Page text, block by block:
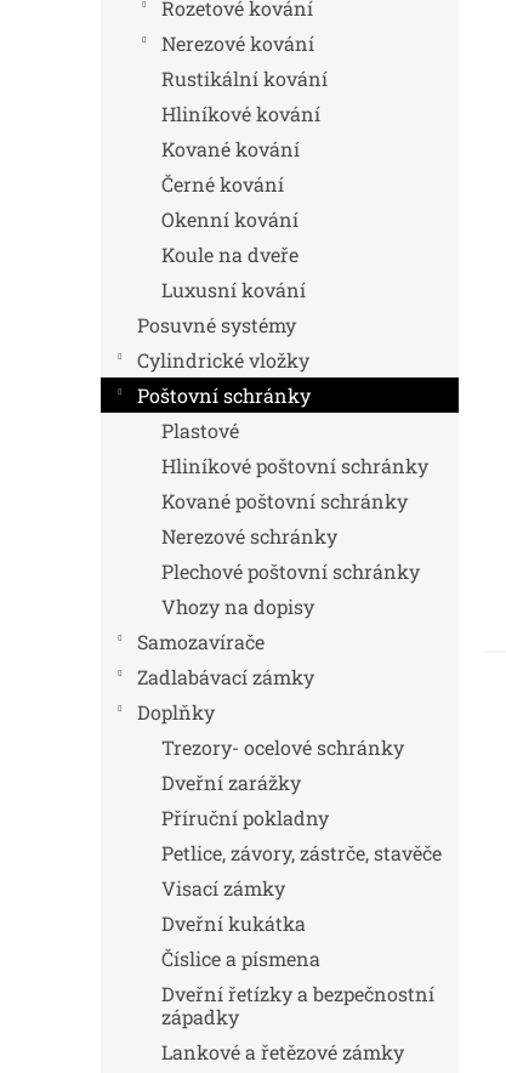
Rozetové kování
Nerezové kování
Rustikální kování
Hliníkové kování
Kované kování
Černé kování
Okenní kování
Koule na dveře
Luxusní kování
Posuvné systémy
Cylindrické vložky
Poštovní schránky
Plastové
Hliníkové poštovní schránky
Kované poštovní schránky
Nerezové schránky
Plechové poštovní schránky
Vhozy na dopisy
Samozavírače
Zadlabávací zámky
Doplňky
Trezory- ocelové schránky
Dveřní zarážky
Příruční pokladny
Petlice, závory, zástrče, stavěče
Visací zámky
Dveřní kukátka
Číslice a písmena
Dveřní řetízky a bezpečnostní
západky
Lankové a řetězové zámky